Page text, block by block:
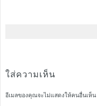
ใส่ความเห็น
อีเมลของคุณจะไม่แสดงให้คนอื่นเห็น